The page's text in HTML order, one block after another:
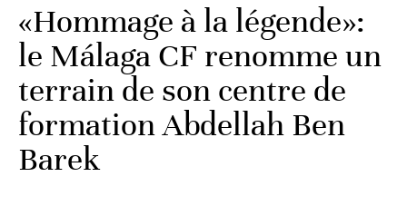
«Hommage à la légende»:
le Málaga CF renomme un
terrain de son centre de
formation Abdellah Ben
Barek